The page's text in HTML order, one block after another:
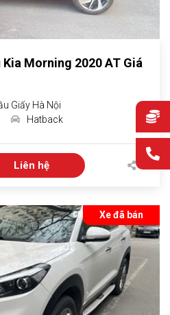
Kia Morning 2020 AT Giá
Giấy Hà Nội
Hatback
Liên hệ
Xe đã bán